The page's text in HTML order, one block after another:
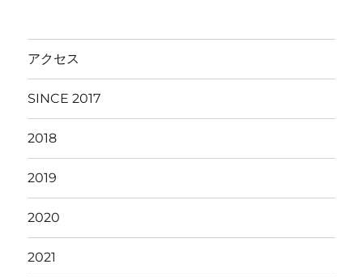
アクセス
SINCE 2017
2018
2019
2020
2021